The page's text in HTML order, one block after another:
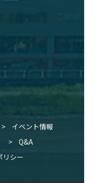
イベント情報
Q&A
リシー